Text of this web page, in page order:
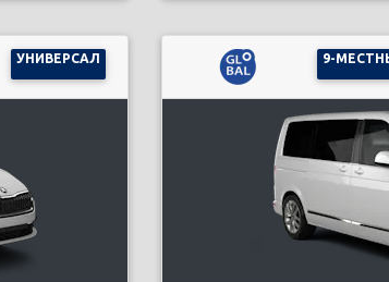
УНИВЕРСАЛ 9-